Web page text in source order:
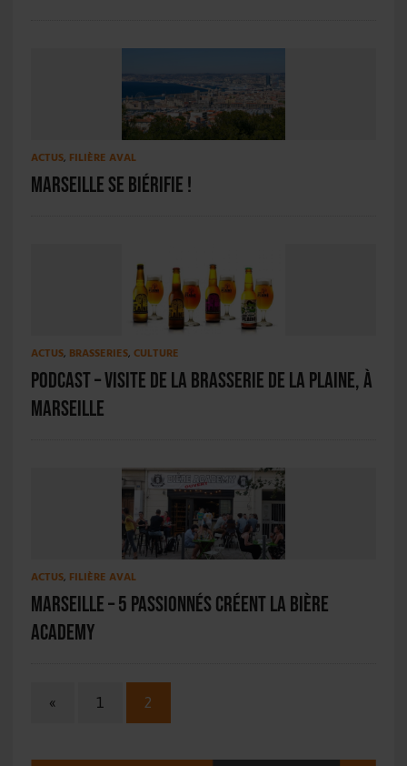
ACTUS, FILIÈRE AVAL
Marseille se biérifie !
ACTUS, BRASSERIES, CULTURE
PODCAST – Visite de la Brasserie de la Plaine, à
Marseille
ACTUS, FILIÈRE AVAL
Marseille – 5 passionnés créent la Bière
Academy
« 1 2